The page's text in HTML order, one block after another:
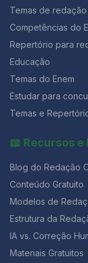
usar na
ovócito
meiose, a qual
fecundação.
e estrógeno
mucosa
relação à
Na ausência
evolui para
sua
crescimento
pélvica. III. O
da
submetidas à
taxas de
FIV por
b) Apenas II e
Temas de redação
Competências do
Repertório para
Educação
Temas do Enem
Estudar para
Temas e
📖 Recursos
Blog do Redação
Conteúdo Gratuito
Modelos de
Estrutura da
IA vs. Correção
Materiais Gratuitos